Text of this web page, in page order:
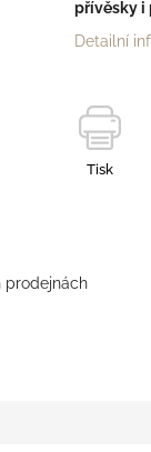
přívěsky i
Detailní
Tisk
prodejnách